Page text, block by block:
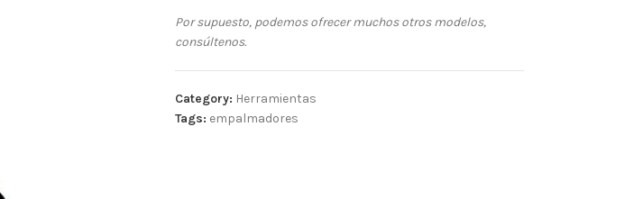
Por supuesto, podemos ofrecer muchos otros modelos,
consúltenos.
Category: Herramientas
Tags: empalmadores